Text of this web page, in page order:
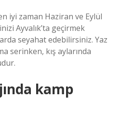
iyi zaman Haziran ve Eylül
Ayvalık’ta geçirmek
seyahat edebilirsiniz. Yaz
serinken, kış aylarında
kamp